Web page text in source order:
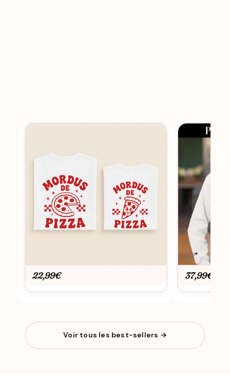
22,99€ 37,99€
Voir tous les best-sellers →